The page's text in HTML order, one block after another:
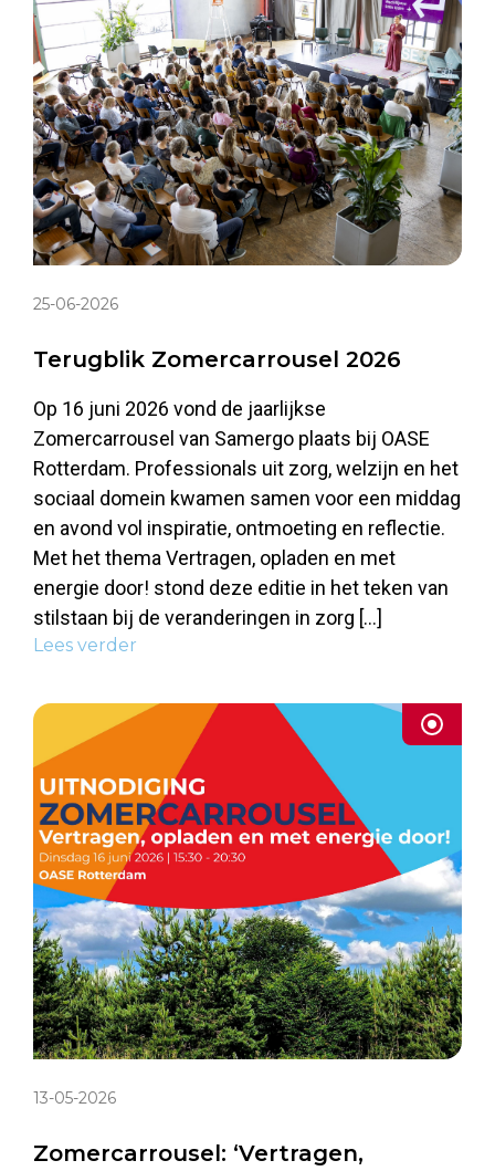
25-06-2026
Terugblik Zomercarrousel 2026
Op 16 juni 2026 vond de jaarlijkse
Zomercarrousel van Samergo plaats bij OASE
Rotterdam. Professionals uit zorg, welzijn en het
sociaal domein kwamen samen voor een middag
en avond vol inspiratie, ontmoeting en reflectie.
Met het thema Vertragen, opladen en met
energie door! stond deze editie in het teken van
stilstaan bij de veranderingen in zorg […]
Lees verder
13-05-2026
Zomercarrousel: ‘Vertragen,